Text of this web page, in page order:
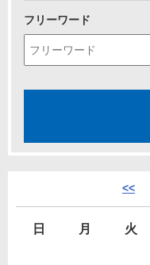
フリーワード
<<
日 月 火